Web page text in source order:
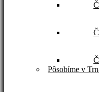
Pôsobíme v